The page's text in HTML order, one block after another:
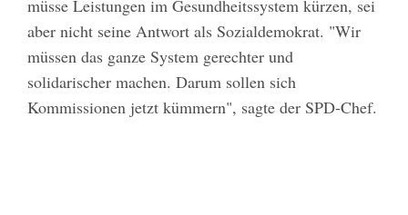
müsse Leistungen im Gesundheitssystem kürzen, sei
aber nicht seine Antwort als Sozialdemokrat. "Wir
müssen das ganze System gerechter und
solidarischer machen. Darum sollen sich
Kommissionen jetzt kümmern", sagte der SPD-Chef.